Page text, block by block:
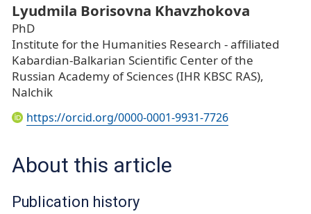
Lyudmila Borisovna Khavzhokova
PhD
Institute for the Humanities Research - affiliated
Kabardian-Balkarian Scientific Center of the
Russian Academy of Sciences (IHR KBSC RAS),
Nalchik
https://orcid.org/0000-0001-9931-7726
About this article
Publication history